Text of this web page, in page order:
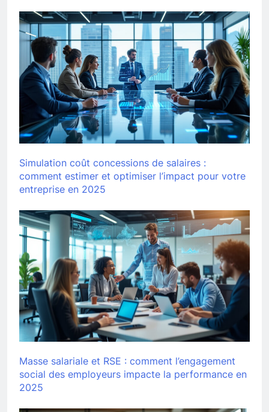
Simulation coût concessions de salaires :
comment estimer et optimiser l’impact pour votre
entreprise en 2025
Masse salariale et RSE : comment l’engagement
social des employeurs impacte la performance en
2025